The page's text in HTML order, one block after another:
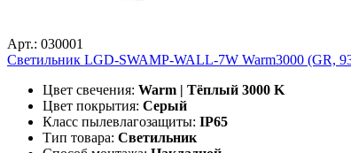
Арт.: 030001
Светильник LGD-SWAMP-WALL-7W Warm3000 (GR,
Цвет свечения: Warm | Тёплый 3000 K
Цвет покрытия: Серый
Класс пылевлагозащиты: IP65
Тип товара: Светильник